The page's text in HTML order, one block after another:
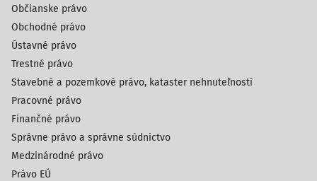
Občianske právo
Obchodné právo
Ústavné právo
Trestné právo
Stavebné a pozemkové právo, kataster nehnuteľností
Pracovné právo
Finančné právo
Správne právo a správne súdnictvo
Medzinárodné právo
Právo EÚ